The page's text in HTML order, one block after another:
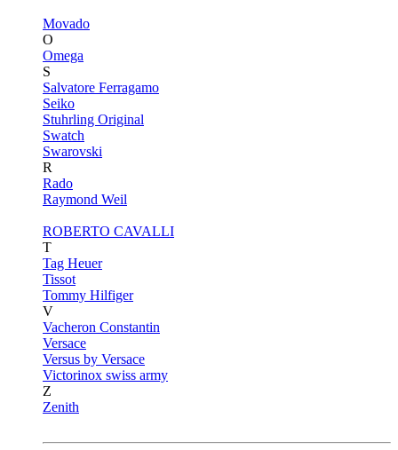
Movado
O
Omega
S
Salvatore Ferragamo
Seiko
Stuhrling Original
Swatch
Swarovski
R
Rado
Raymond Weil
ROBERTO CAVALLI
T
Tag Heuer
Tissot
Tommy Hilfiger
V
Vacheron Constantin
Versace
Versus by Versace
Victorinox swiss army
Z
Zenith